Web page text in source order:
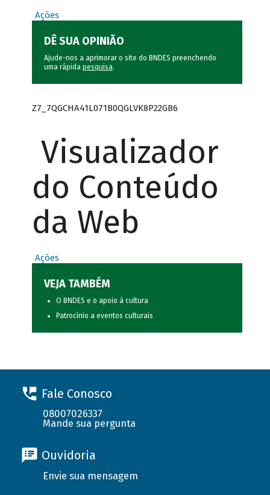
Ações
DÊ SUA OPINIÃO
Ajude-nos a aprimorar o site do BNDES preenchendo
uma rápida pesquisa.
Z7_7QGCHA41L071B0QGLVK8P22GB6
Visualizador
do Conteúdo
da Web
Ações
VEJA TAMBÉM
O BNDES e o apoio à cultura
Patrocínio a eventos culturais
Fale Conosco
08007026337
Mande sua pergunta
Ouvidoria
Envie sua mensagem